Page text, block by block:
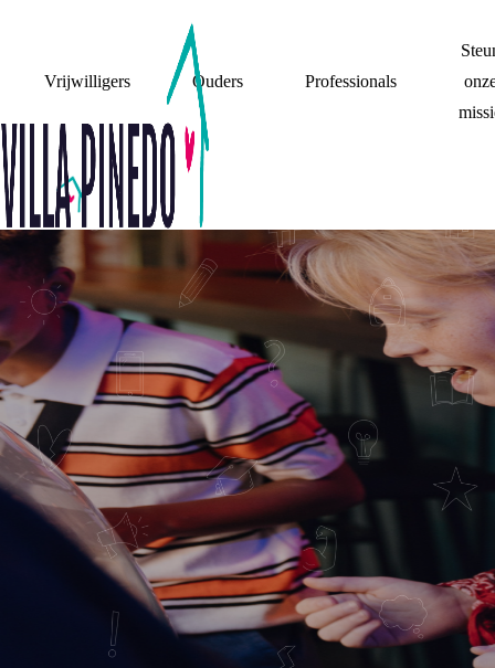
Vrijwilligers Ouders Professionals
MIJN OUDERS FAMILIE
STIEFOUDERS
MIJN WOONSITUATIE
RECHTEN
OP SCHOOL
STEUN
RUZIE
(GEEN) CONTACT
BELANGRIJKE MOMENTEN
WAT DE F@#CK?!
SCHEIDVERHALEN
- AFLEVERING 5